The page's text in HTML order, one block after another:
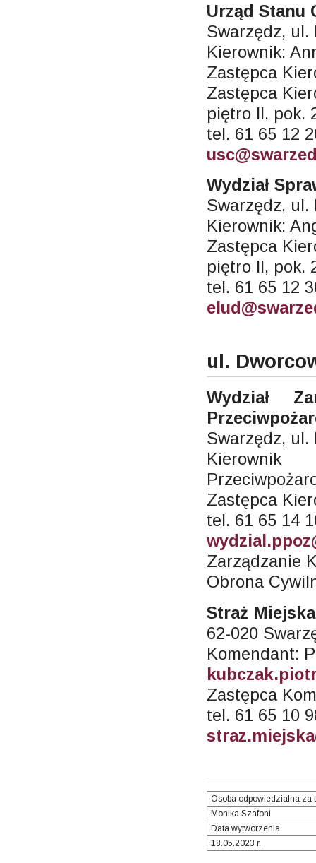
Urząd Stanu
Swarzędz, ul.
Kierownik:
Zastępca
Zastępca
piętro II, pok.
tel. 61 65 12
Wydział
Swarzędz, ul.
Kierownik:
Zastępca
piętro II, pok.
tel. 61 65 12
ul.
Wydział
Swarzędz, ul.
Zastępca
tel. 61 65 14
Zarządzanie
Obrona
Straż Miejska
62-020
Komendant:
Zastępca
tel. 61 65 10
Osoba odpowiedzialna za
Monika Szafoni
Data wytworzenia
18.05.2023 r.